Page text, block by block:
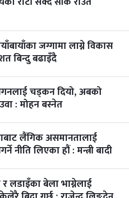
जग्गामा लाग्ने विकास
बिन्दु बढाइँदै
चड्कन दियो, अबको
: मोहन बस्नेत
लैंगिक असमानतालाई
नीति लिएका हौं : मन्त्री बादी
लडाइँका बेला भाग्नेलाई